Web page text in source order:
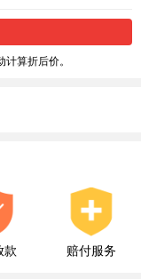
算折后价。
款 赔付服务